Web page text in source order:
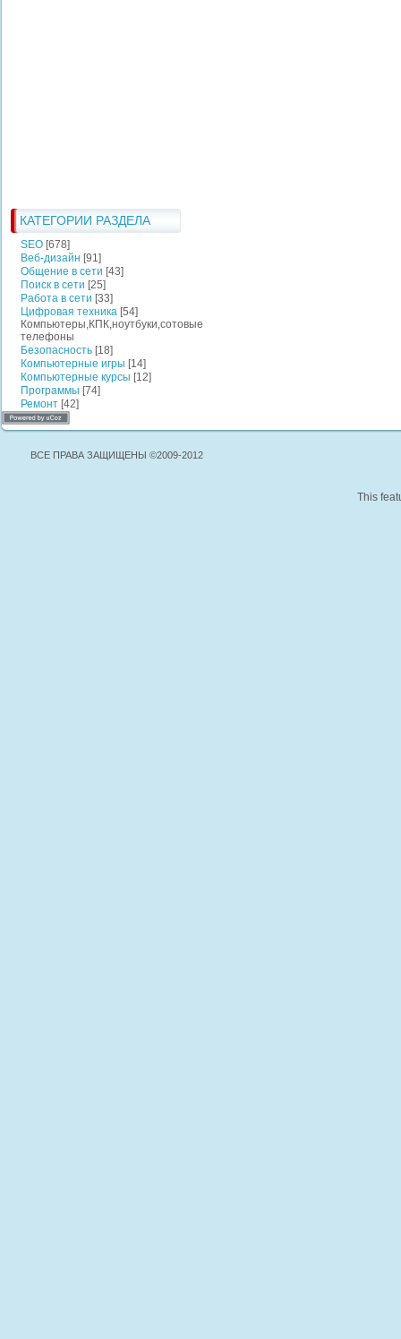
КАТЕГОРИИ РАЗДЕЛА
SEO [678]
Веб-дизайн [91]
Общение в сети [43]
Поиск в сети [25]
Работа в сети [33]
Цифровая техника [54]
Компьютеры,КПК,ноутбуки,сотовые
телефоны
Безопасность [18]
Компьютерные игры [14]
Компьютерные курсы [12]
Программы [74]
Ремонт [42]
ВСЕ ПРАВА ЗАЩИЩЕНЫ ©2009-2012
This